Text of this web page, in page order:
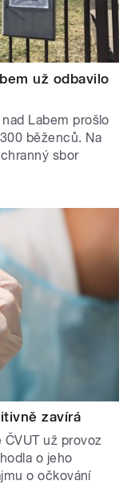
už odbavilo
Labem prošlo
běženců. Na
sbor
zavírá
už provoz
o jeho
o očkování